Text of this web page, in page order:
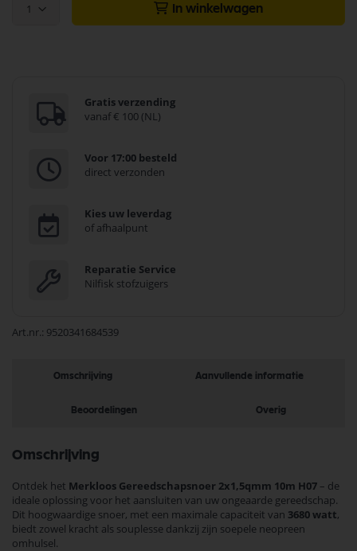
1 In winkelwagen
Gratis verzending
vanaf € 100 (NL)
Voor 17:00 besteld
direct verzonden
Kies uw leverdag
of afhaalpunt
Reparatie Service
Nilfisk stofzuigers
Art.nr. 9520341684539
Omschrijving Aanvullende informatie
Beoordelingen Overig
Omschrijving
Ontdek het Merkloos Gereedschapsnoer 2x1,5qmm 10m H07 – de
ideale oplossing voor het aansluiten van uw ongeaarde gereedschap.
Dit hoogwaardige snoer, met een maximale capaciteit van 3680 watt,
biedt zowel kracht als souplesse dankzij zijn soepele neopreen
omhulsel.